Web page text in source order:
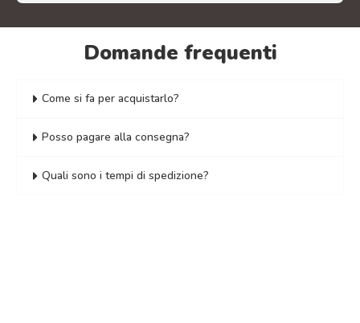
Domande frequenti
Come si fa per acquistarlo?
Posso pagare alla consegna?
Quali sono i tempi di spedizione?